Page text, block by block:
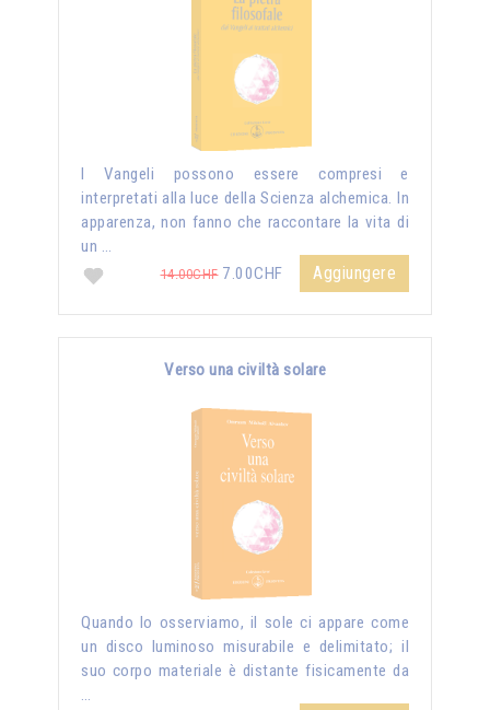
I Vangeli possono essere compresi e
interpretati alla luce della Scienza alchemica. In
apparenza, non fanno che raccontare la vita di
un …
14.00CHF7.00CHF Aggiungere
Verso una civiltà solare
Quando lo osserviamo, il sole ci appare come
un disco luminoso misurabile e delimitato; il
suo corpo materiale è distante fisicamente da
…